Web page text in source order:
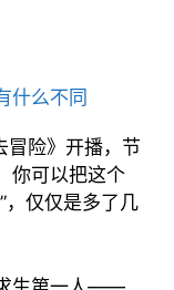
什么不同
冒险》开播，节
你可以把这个
，仅仅是多了几